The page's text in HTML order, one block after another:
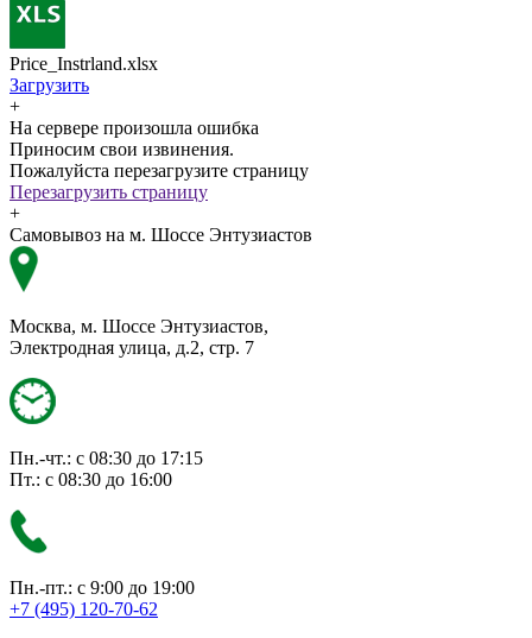
Price_Instrland.xlsx
Загрузить
+
На сервере произошла ошибка
Приносим свои извинения.
Пожалуйста перезагрузите страницу
Перезагрузить страницу
+
Самовывоз на м. Шоссе Энтузиастов
Москва, м. Шоссе Энтузиастов,
Электродная улица, д.2, стр. 7
Пн.-чт.: с 08:30 до 17:15
Пт.: с 08:30 до 16:00
Пн.-пт.: с 9:00 до 19:00
+7 (495) 120-70-62